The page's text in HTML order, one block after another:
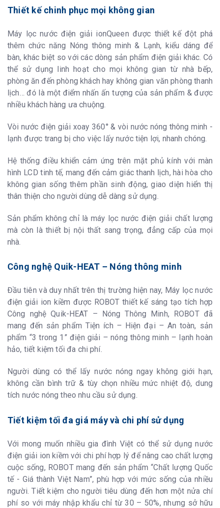
Thiết kế chinh phục mọi không gian
Máy lọc nước điện giải ionQueen được thiết kế đột phá
thêm chức năng Nóng thông minh & Lạnh, kiểu dáng để
bàn, khác biệt so với các dòng sản phẩm điện giải khác. Có
thể sử dụng linh hoạt cho mọi không gian từ nhà bếp,
phòng ăn đến phòng khách hay không gian văn phòng thanh
lịch… đó là một điểm nhấn ấn tượng của sản phẩm & được
nhiều khách hàng ưa chuộng.
Vòi nước điện giải xoay 360° & vòi nước nóng thông minh -
lạnh được trang bị cho việc lấy nước tiện lợi, nhanh chóng.
Hệ thống điều khiển cảm ứng trên mặt phủ kính với màn
hình LCD tinh tế, mang đến cảm giác thanh lịch, hài hòa cho
không gian sống thêm phần sinh động, giao diện hiển thị
thân thiện cho người dùng dễ dàng sử dụng.
Sản phẩm không chỉ là máy lọc nước điện giải chất lượng
mà còn là thiết bị nội thất sang trọng, đẳng cấp của mọi
nhà.
Công nghệ Quik-HEAT – Nóng thông minh
Đầu tiên và duy nhất trên thị trường hiện nay, Máy lọc nước
điện giải ion kiềm được ROBOT thiết kế sáng tạo tích hợp
Công nghệ Quik-HEAT – Nóng Thông Minh, ROBOT đã
mang đến sản phẩm Tiện ích – Hiện đại – An toàn, sản
phẩm “3 trong 1” điện giải – nóng thông minh – lạnh hoàn
hảo, tiết kiệm tối đa chi phí.
Người dùng có thể lấy nước nóng ngay không giới hạn,
không cần bình trữ & tùy chọn nhiều mức nhiệt độ, dung
tích nước nóng theo nhu cầu sử dụng.
Tiết kiệm tối đa giá máy và chi phí sử dụng
Với mong muốn nhiều gia đình Việt có thể sử dụng nước
điện giải ion kiềm với chi phí hợp lý để nâng cao chất lượng
cuộc sống, ROBOT mang đến sản phẩm “Chất lượng Quốc
tế - Giá thành Việt Nam”, phù hợp với mức sống của nhiều
người. Tiết kiệm cho người tiêu dùng đến hơn một nửa chí
phí so với máy nhập khẩu chỉ từ 30 – 50%, nhưng sở hữu